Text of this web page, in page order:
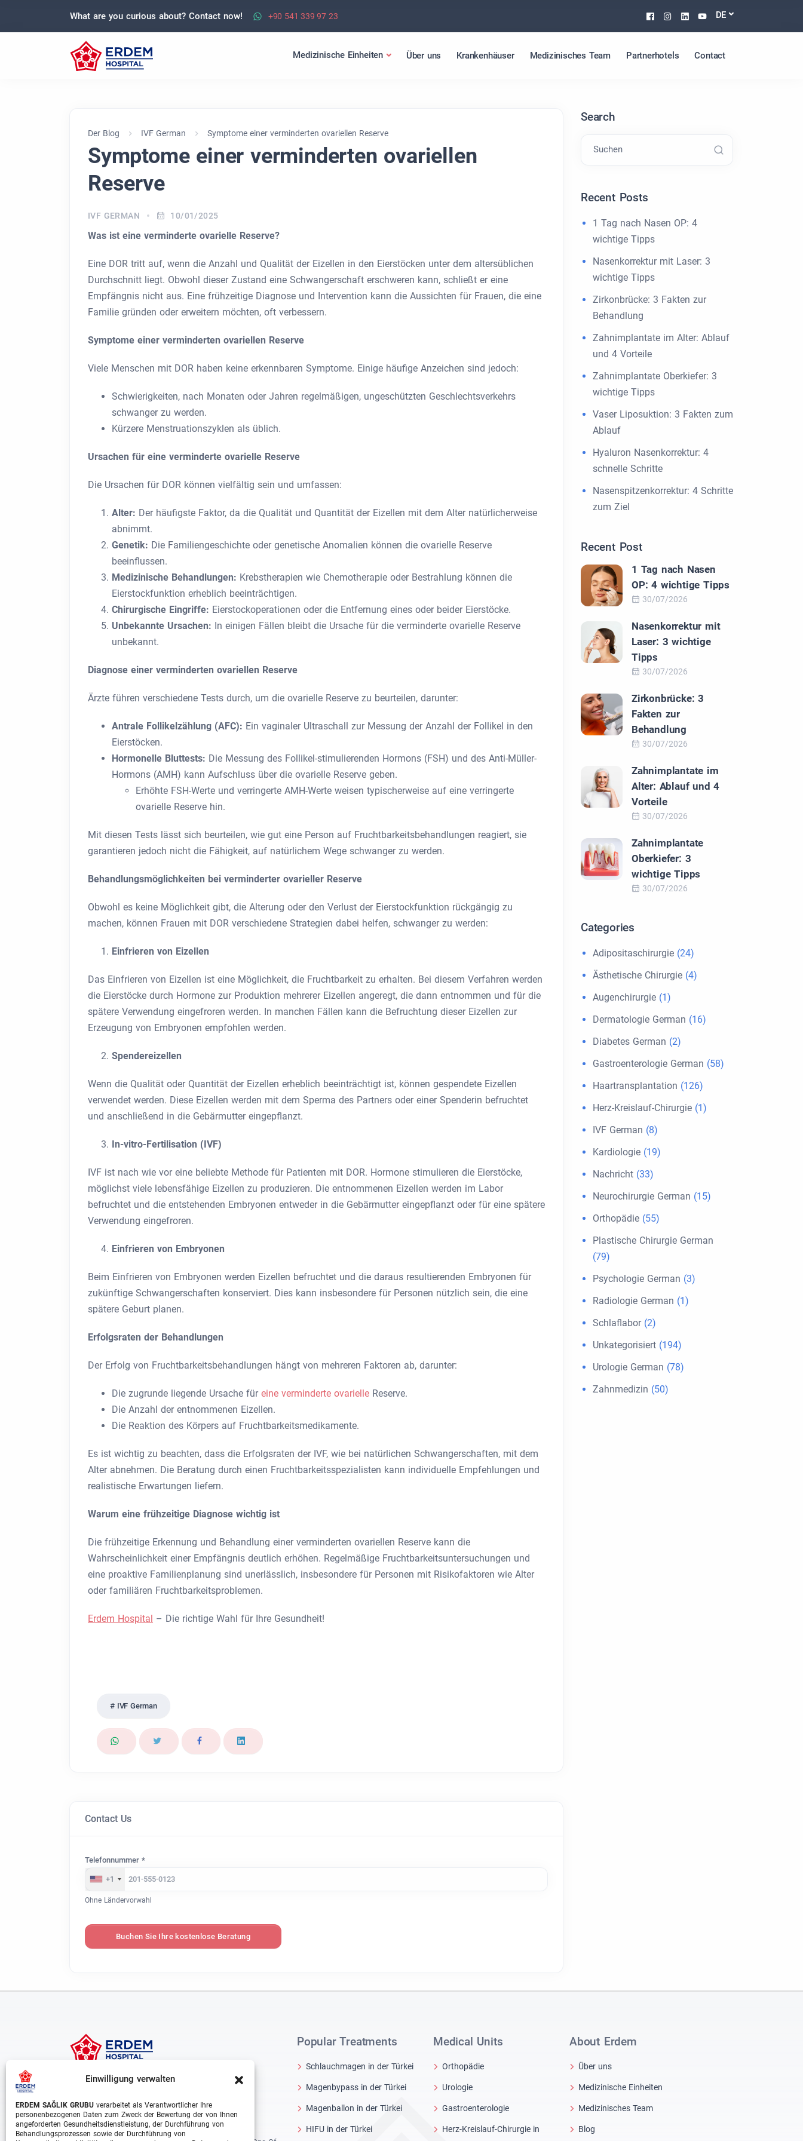
Einwilligung verwalten
ERDEM SAĞLIK GRUBU verarbeitet als Verantwortlicher Ihre
personenbezogenen Daten zum Zweck der Bewertung der von Ihnen
angeforderten Gesundheitsdienstleistung, der Durchführung von
Behandlungsprozessen sowie der Durchführung von
What are you curious about? Contact now! +90 541 339 97 23 Facebook
Instagram
Linkedin
Youtube
DE
Medizinische Einheiten Über uns Krankenhäuser Medizinisches Team Partnerhotels Contact
Der Blog IVF German Symptome einer verminderten ovariellen Reserve
Symptome einer verminderten ovariellen
Reserve
IVF GERMAN 10/01/2025
Was ist eine verminderte ovarielle Reserve?
Eine DOR tritt auf, wenn die Anzahl und Qualität der Eizellen in den Eierstöcken unter dem altersüblichen
Durchschnitt liegt. Obwohl dieser Zustand eine Schwangerschaft erschweren kann, schließt er eine
Empfängnis nicht aus. Eine frühzeitige Diagnose und Intervention kann die Aussichten für Frauen, die eine
Familie gründen oder erweitern möchten, oft verbessern.
Symptome einer verminderten ovariellen Reserve
Viele Menschen mit DOR haben keine erkennbaren Symptome. Einige häufige Anzeichen sind jedoch:
Schwierigkeiten, nach Monaten oder Jahren regelmäßigen, ungeschützten Geschlechtsverkehrs
schwanger zu werden.
Kürzere Menstruationszyklen als üblich.
Ursachen für eine verminderte ovarielle Reserve
Die Ursachen für DOR können vielfältig sein und umfassen:
Alter: Der häufigste Faktor, da die Qualität und Quantität der Eizellen mit dem Alter natürlicherweise
abnimmt.
Genetik: Die Familiengeschichte oder genetische Anomalien können die ovarielle Reserve
beeinflussen.
Medizinische Behandlungen: Krebstherapien wie Chemotherapie oder Bestrahlung können die
Eierstockfunktion erheblich beeinträchtigen.
Chirurgische Eingriffe: Eierstockoperationen oder die Entfernung eines oder beider Eierstöcke.
Unbekannte Ursachen: In einigen Fällen bleibt die Ursache für die verminderte ovarielle Reserve
unbekannt.
Diagnose einer verminderten ovariellen Reserve
Ärzte führen verschiedene Tests durch, um die ovarielle Reserve zu beurteilen, darunter:
Antrale Follikelzählung (AFC): Ein vaginaler Ultraschall zur Messung der Anzahl der Follikel in den
Eierstöcken.
Hormonelle Bluttests: Die Messung des Follikel-stimulierenden Hormons (FSH) und des Anti-Müller-
Hormons (AMH) kann Aufschluss über die ovarielle Reserve geben.
Erhöhte FSH-Werte und verringerte AMH-Werte weisen typischerweise auf eine verringerte
ovarielle Reserve hin.
Mit diesen Tests lässt sich beurteilen, wie gut eine Person auf Fruchtbarkeitsbehandlungen reagiert, sie
garantieren jedoch nicht die Fähigkeit, auf natürlichem Wege schwanger zu werden.
Behandlungsmöglichkeiten bei verminderter ovarieller Reserve
Obwohl es keine Möglichkeit gibt, die Alterung oder den Verlust der Eierstockfunktion rückgängig zu
machen, können Frauen mit DOR verschiedene Strategien dabei helfen, schwanger zu werden:
Einfrieren von Eizellen
Das Einfrieren von Eizellen ist eine Möglichkeit, die Fruchtbarkeit zu erhalten. Bei diesem Verfahren werden
die Eierstöcke durch Hormone zur Produktion mehrerer Eizellen angeregt, die dann entnommen und für die
spätere Verwendung eingefroren werden. In manchen Fällen kann die Befruchtung dieser Eizellen zur
Erzeugung von Embryonen empfohlen werden.
Spendereizellen
Wenn die Qualität oder Quantität der Eizellen erheblich beeinträchtigt ist, können gespendete Eizellen
verwendet werden. Diese Eizellen werden mit dem Sperma des Partners oder einer Spenderin befruchtet
und anschließend in die Gebärmutter eingepflanzt.
In-vitro-Fertilisation (IVF)
IVF ist nach wie vor eine beliebte Methode für Patienten mit DOR. Hormone stimulieren die Eierstöcke,
möglichst viele lebensfähige Eizellen zu produzieren. Die entnommenen Eizellen werden im Labor
befruchtet und die entstehenden Embryonen entweder in die Gebärmutter eingepflanzt oder für eine spätere
Verwendung eingefroren.
Einfrieren von Embryonen
Beim Einfrieren von Embryonen werden Eizellen befruchtet und die daraus resultierenden Embryonen für
zukünftige Schwangerschaften konserviert. Dies kann insbesondere für Personen nützlich sein, die eine
spätere Geburt planen.
Erfolgsraten der Behandlungen
Der Erfolg von Fruchtbarkeitsbehandlungen hängt von mehreren Faktoren ab, darunter:
Die zugrunde liegende Ursache für eine verminderte ovarielle Reserve.
Die Anzahl der entnommenen Eizellen.
Die Reaktion des Körpers auf Fruchtbarkeitsmedikamente.
Es ist wichtig zu beachten, dass die Erfolgsraten der IVF, wie bei natürlichen Schwangerschaften, mit dem
Alter abnehmen. Die Beratung durch einen Fruchtbarkeitsspezialisten kann individuelle Empfehlungen und
realistische Erwartungen liefern.
Warum eine frühzeitige Diagnose wichtig ist
Die frühzeitige Erkennung und Behandlung einer verminderten ovariellen Reserve kann die
Wahrscheinlichkeit einer Empfängnis deutlich erhöhen. Regelmäßige Fruchtbarkeitsuntersuchungen und
eine proaktive Familienplanung sind unerlässlich, insbesondere für Personen mit Risikofaktoren wie Alter
oder familiären Fruchtbarkeitsproblemen.
Erdem Hospital – Die richtige Wahl für Ihre Gesundheit!
IVF German
Contact Us
Telefonnummer *
+1
Ohne Ländervorwahl
Buchen Sie Ihre kostenlose Beratung
Search
Suchen
Recent Posts
1 Tag nach Nasen OP: 4
wichtige Tipps
Nasenkorrektur mit Laser: 3
wichtige Tipps
Zirkonbrücke: 3 Fakten zur
Behandlung
Zahnimplantate im Alter: Ablauf
und 4 Vorteile
Zahnimplantate Oberkiefer: 3
wichtige Tipps
Vaser Liposuktion: 3 Fakten zum
Ablauf
Hyaluron Nasenkorrektur: 4
schnelle Schritte
Nasenspitzenkorrektur: 4 Schritte
zum Ziel
Recent Post
1 Tag nach Nasen
OP: 4 wichtige Tipps
30/07/2026
Nasenkorrektur mit
Laser: 3 wichtige
Tipps
30/07/2026
Zirkonbrücke: 3
Fakten zur
Behandlung
30/07/2026
Zahnimplantate im
Alter: Ablauf und 4
Vorteile
30/07/2026
Zahnimplantate
Oberkiefer: 3
wichtige Tipps
30/07/2026
Categories
Adipositaschirurgie (24)
Ästhetische Chirurgie (4)
Augenchirurgie (1)
Dermatologie German (16)
Diabetes German (2)
Gastroenterologie German (58)
Haartransplantation (126)
Herz-Kreislauf-Chirurgie (1)
IVF German (8)
Kardiologie (19)
Nachricht (33)
Neurochirurgie German (15)
Orthopädie (55)
Plastische Chirurgie German
(79)
Psychologie German (3)
Radiologie German (1)
Schlaflabor(2)
Unkategorisiert (194)
Urologie German (78)
Zahnmedizin (50)
Popular Treatments
Schlauchmagen in der Türkei
Magenbypass in der Türkei
Magenballon in der Türkei
HIFU in der Türkei
Medical Units
Orthopädie
Urologie
Gastroenterologie
Herz-Kreislauf-Chirurgie in
About Erdem
Über uns
Medizinische Einheiten
Medizinisches Team
Blog